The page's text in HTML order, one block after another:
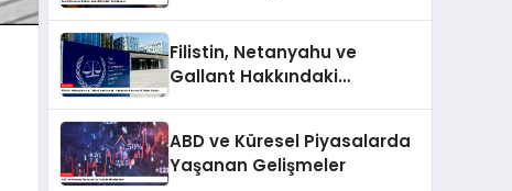
Filistin, Netanyahu ve
Gallant Hakkındaki
ABD ve Küresel Piyasalarda
Yaşanan Gelişmeler